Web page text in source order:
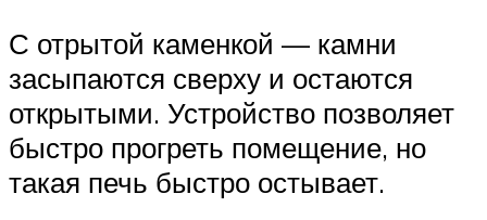
С отрытой каменкой — камни
засыпаются сверху и остаются
открытыми. Устройство позволяет
быстро прогреть помещение, но
такая печь быстро остывает.